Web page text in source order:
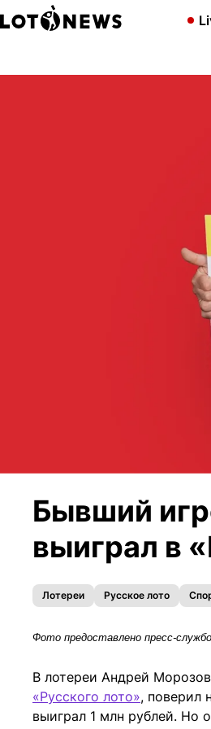
Бывший
выиграл в
Лотереи Русское лото
Фото предоставлено пресс-
В лотереи Андрей
«Русского лото», поверил
выиграл 1 млн рублей. Но